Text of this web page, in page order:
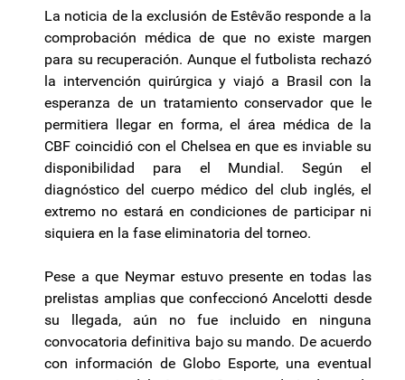
La noticia de la exclusión de Estêvão responde a la
comprobación médica de que no existe margen
para su recuperación. Aunque el futbolista rechazó
la intervención quirúrgica y viajó a Brasil con la
esperanza de un tratamiento conservador que le
permitiera llegar en forma, el área médica de la
CBF coincidió con el Chelsea en que es inviable su
disponibilidad para el Mundial. Según el
diagnóstico del cuerpo médico del club inglés, el
extremo no estará en condiciones de participar ni
siquiera en la fase eliminatoria del torneo.
Pese a que Neymar estuvo presente en todas las
prelistas amplias que confeccionó Ancelotti desde
su llegada, aún no fue incluido en ninguna
convocatoria definitiva bajo su mando. De acuerdo
con información de Globo Esporte, una eventual